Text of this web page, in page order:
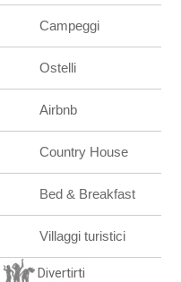
Campeggi
Ostelli
Airbnb
Country House
Bed & Breakfast
Villaggi turistici
Divertirti